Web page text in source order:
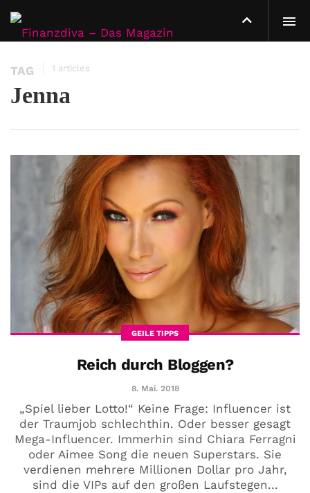
TAG 1 articles
Jenna
GEILE TIPPS
Reich durch Bloggen?
8. Mai. 2018
„Spiel lieber Lotto!“ Keine Frage: Influencer ist
der Traumjob schlechthin. Oder besser gesagt
Mega-Influencer. Immerhin sind Chiara Ferragni
oder Aimee Song die neuen Superstars. Sie
verdienen mehrere Millionen Dollar pro Jahr,
sind die VIPs auf den großen Laufstegen...